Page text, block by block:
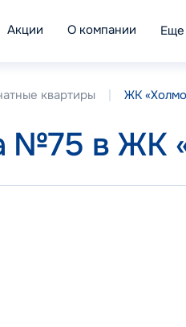
Акции О компании Еще
квартиры ЖК
№75 в ЖК